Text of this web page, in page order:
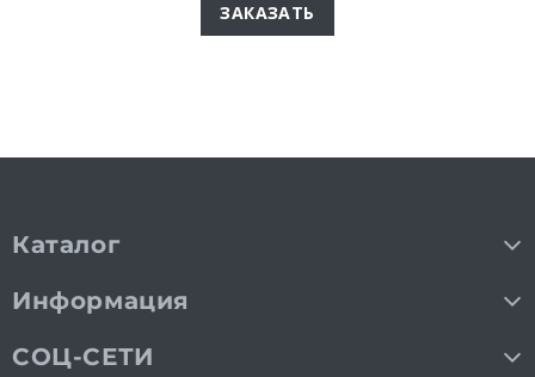
ЗАКАЗАТЬ
Каталог
Информация
СОЦ-СЕТИ